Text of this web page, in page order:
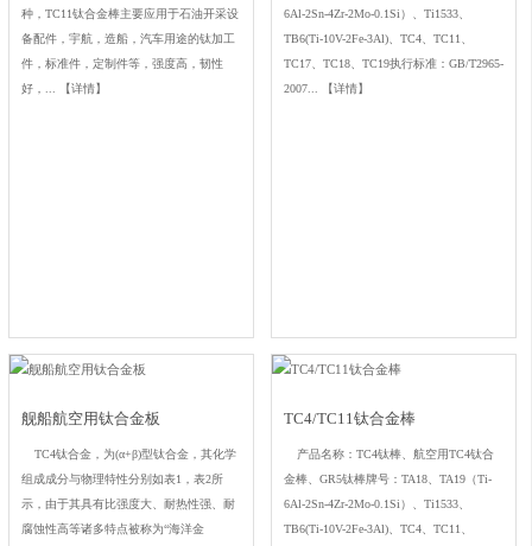
种，TC11钛合金棒主要应用于石油开采设
备配件，宇航，造船，汽车用途的钛加工
件，标准件，定制件等，强度高，韧性
好，...
【详情】
6Al-2Sn-4Zr-2Mo-0.1Si）、Ti1533、
TB6(Ti-10V-2Fe-3Al)、TC4、TC11、
TC17、TC18、TC19执行标准：GB/T2965-
2007...
【详情】
舰船航空用钛合金板
TC4钛合金，为(α+β)型钛合金，其化学
组成成分与物理特性分别如表1，表2所
示，由于其具有比强度大、耐热性强、耐
腐蚀性高等诸多特点被称为“海洋金
TC4/TC11钛合金棒
产品名称：TC4钛棒、航空用TC4钛合
金棒、GR5钛棒牌号：TA18、TA19（Ti-
6Al-2Sn-4Zr-2Mo-0.1Si）、Ti1533、
TB6(Ti-10V-2Fe-3Al)、TC4、TC11、